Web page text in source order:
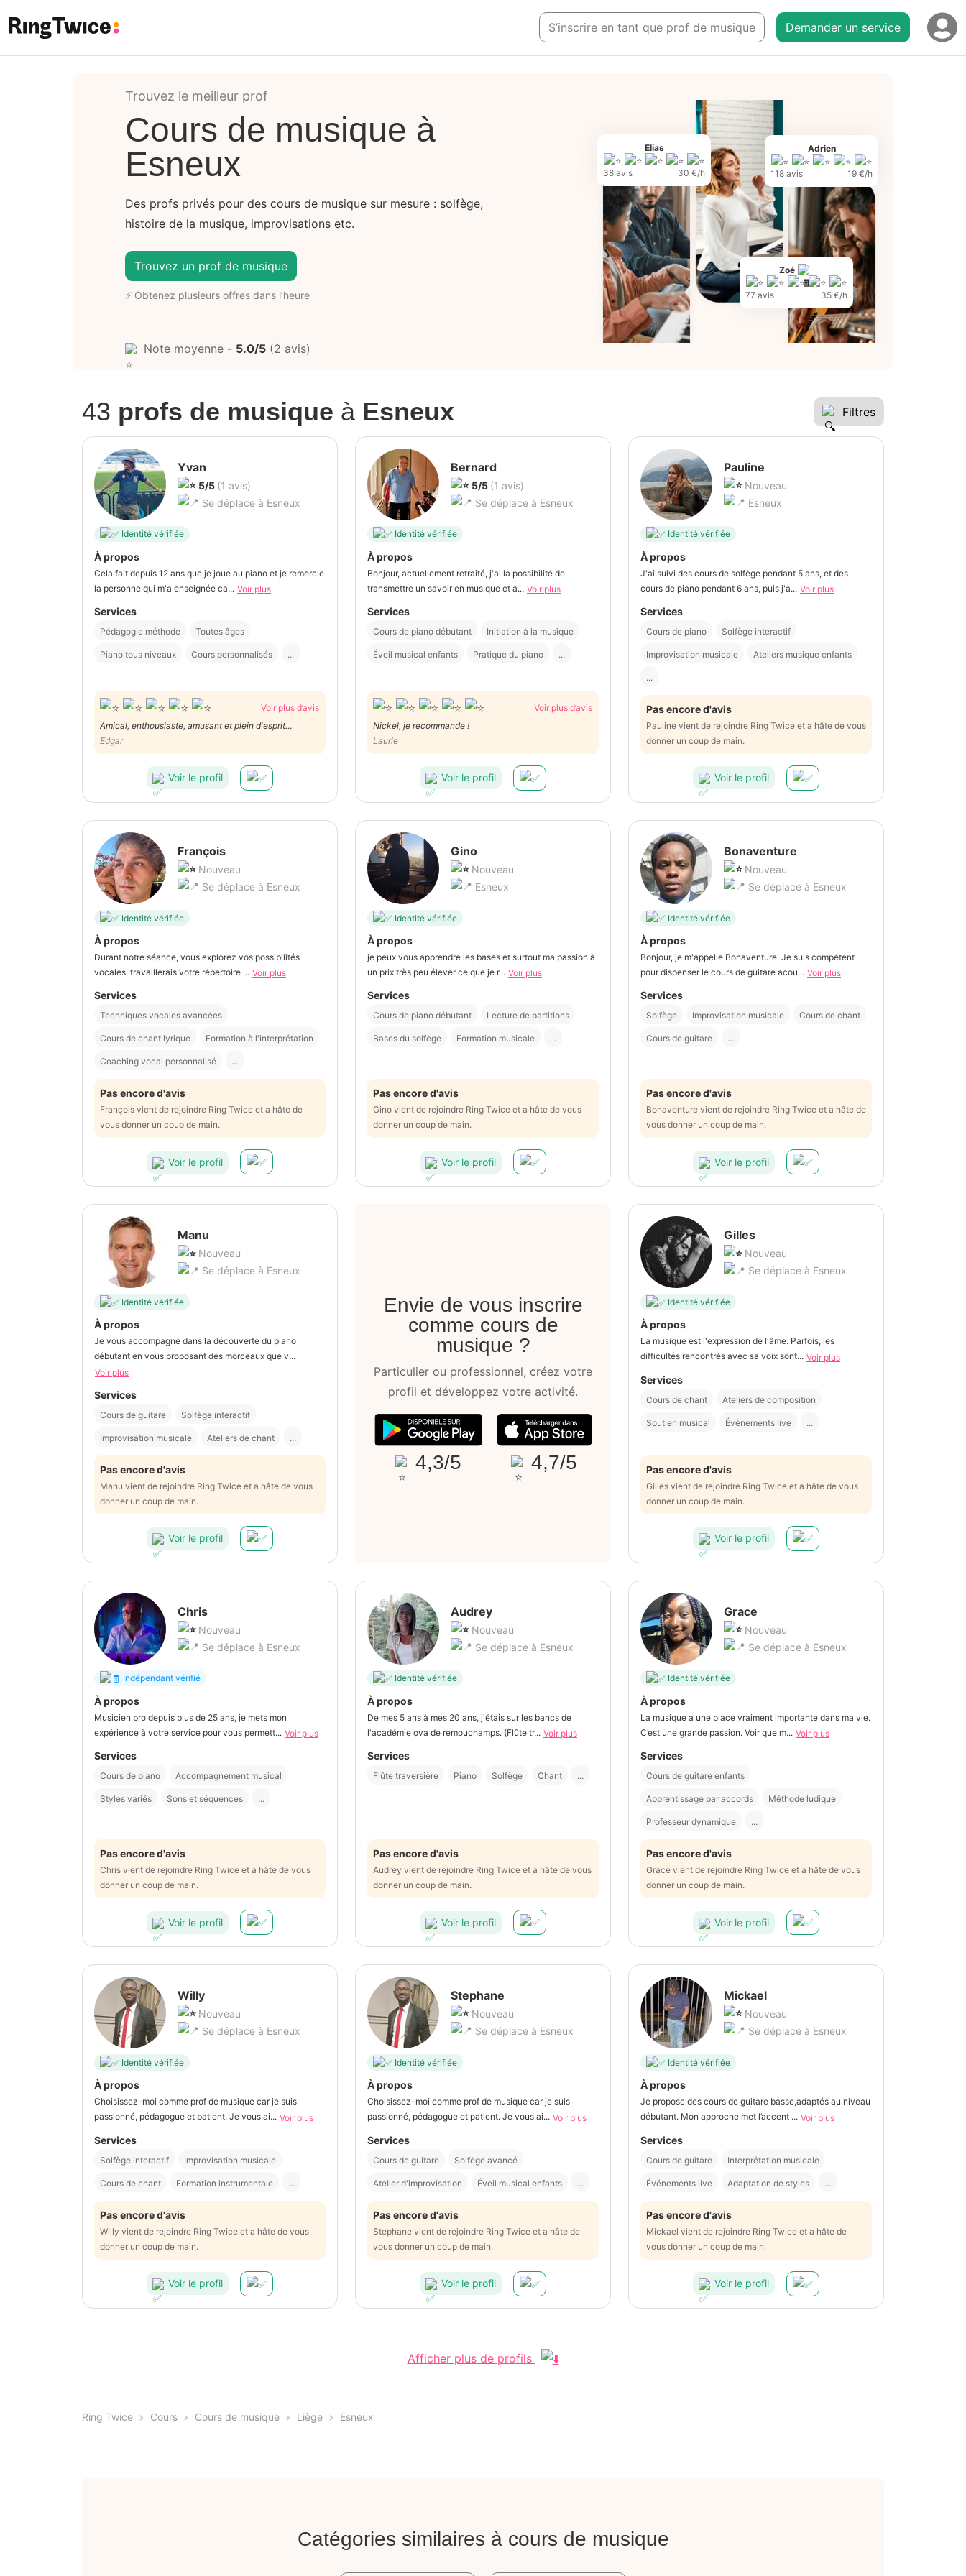
S’inscrire en tant que prof de musique Demander un service
Elias
38 avis 30 €/h
Zoé
77 avis 35 €/h
Adrien
118 avis 19 €/h
Trouvez le meilleur prof
Cours de musique à
Esneux
Des profs privés pour des cours de musique sur mesure : solfège,
histoire de la musique, improvisations etc.
Trouvez un prof de musique
⚡ Obtenez plusieurs offres dans l’heure
Note moyenne - 5.0/5 (2 avis)
43 profs de musique à Esneux Filtres
Yvan
5/5 (1 avis)
Se déplace à Esneux
Identité vérifiée
À propos
Cela fait depuis 12 ans que je joue au piano et je remercie
la personne qui m'a enseignée ca... Voir plus
Services
Pédagogie méthode Toutes âges
Piano tous niveaux Cours personnalisés ...
Voir plus d’avis
Amical, enthousiaste, amusant et plein d'esprit
musical. C'était un plaisir d'avoir Yvan.
Edgar
Voir le profil
Bernard
5/5 (1 avis)
Se déplace à Esneux
Identité vérifiée
À propos
Bonjour, actuellement retraité, j'ai la possibilité de
transmettre un savoir en musique et a... Voir plus
Services
Cours de piano débutant Initiation à la musique
Éveil musical enfants Pratique du piano ...
Voir plus d’avis
Nickel, je recommande !
Laurie
Voir le profil
Pauline
Nouveau
Esneux
Identité vérifiée
À propos
J'ai suivi des cours de solfège pendant 5 ans, et des
cours de piano pendant 6 ans, puis j'a... Voir plus
Services
Cours de piano Solfège interactif
Improvisation musicale Ateliers musique enfants
...
Pas encore d'avis
Pauline vient de rejoindre Ring Twice et a hâte de vous
donner un coup de main.
Voir le profil
François
Nouveau
Se déplace à Esneux
Identité vérifiée
À propos
Durant notre séance, vous explorez vos possibilités
vocales, travaillerais votre répertoire ... Voir plus
Services
Techniques vocales avancées
Cours de chant lyrique Formation à l'interprétation
Coaching vocal personnalisé ...
Pas encore d'avis
François vient de rejoindre Ring Twice et a hâte de
vous donner un coup de main.
Voir le profil
Gino
Nouveau
Esneux
Identité vérifiée
À propos
je peux vous apprendre les bases et surtout ma passion à
un prix très peu élever ce que je r... Voir plus
Services
Cours de piano débutant Lecture de partitions
Bases du solfège Formation musicale ...
Pas encore d'avis
Gino vient de rejoindre Ring Twice et a hâte de vous
donner un coup de main.
Voir le profil
Bonaventure
Nouveau
Se déplace à Esneux
Identité vérifiée
À propos
Bonjour, je m'appelle Bonaventure. Je suis compétent
pour dispenser le cours de guitare acou... Voir plus
Services
Solfège Improvisation musicale Cours de chant
Cours de guitare ...
Pas encore d'avis
Bonaventure vient de rejoindre Ring Twice et a hâte de
vous donner un coup de main.
Voir le profil
Manu
Nouveau
Se déplace à Esneux
Identité vérifiée
À propos
Je vous accompagne dans la découverte du piano
débutant en vous proposant des morceaux que v...
Voir plus
Services
Cours de guitare Solfège interactif
Improvisation musicale Ateliers de chant ...
Pas encore d'avis
Manu vient de rejoindre Ring Twice et a hâte de vous
donner un coup de main.
Voir le profil
Envie de vous inscrire
comme cours de
musique ?
Particulier ou professionnel, créez votre
profil et développez votre activité.
4,3/5 4,7/5
Gilles
Nouveau
Se déplace à Esneux
Identité vérifiée
À propos
La musique est l'expression de l'âme. Parfois, les
difficultés rencontrés avec sa voix sont... Voir plus
Services
Cours de chant Ateliers de composition
Soutien musical Événements live ...
Pas encore d'avis
Gilles vient de rejoindre Ring Twice et a hâte de vous
donner un coup de main.
Voir le profil
Chris
Nouveau
Se déplace à Esneux
Indépendant vérifié
À propos
Musicien pro depuis plus de 25 ans, je mets mon
expérience à votre service pour vous permett... Voir plus
Services
Cours de piano Accompagnement musical
Styles variés Sons et séquences ...
Pas encore d'avis
Chris vient de rejoindre Ring Twice et a hâte de vous
donner un coup de main.
Voir le profil
Audrey
Nouveau
Se déplace à Esneux
Identité vérifiée
À propos
De mes 5 ans à mes 20 ans, j'étais sur les bancs de
l'académie ova de remouchamps. (Flûte tr... Voir plus
Services
Flûte traversière Piano Solfège Chant ...
Pas encore d'avis
Audrey vient de rejoindre Ring Twice et a hâte de vous
donner un coup de main.
Voir le profil
Grace
Nouveau
Se déplace à Esneux
Identité vérifiée
À propos
La musique a une place vraiment importante dans ma vie.
C’est une grande passion. Voir que m... Voir plus
Services
Cours de guitare enfants
Apprentissage par accords Méthode ludique
Professeur dynamique ...
Pas encore d'avis
Grace vient de rejoindre Ring Twice et a hâte de vous
donner un coup de main.
Voir le profil
Willy
Nouveau
Se déplace à Esneux
Identité vérifiée
À propos
Choisissez-moi comme prof de musique car je suis
passionné, pédagogue et patient. Je vous ai... Voir plus
Services
Solfège interactif Improvisation musicale
Cours de chant Formation instrumentale ...
Pas encore d'avis
Willy vient de rejoindre Ring Twice et a hâte de vous
donner un coup de main.
Voir le profil
Stephane
Nouveau
Se déplace à Esneux
Identité vérifiée
À propos
Choisissez-moi comme prof de musique car je suis
passionné, pédagogue et patient. Je vous ai... Voir plus
Services
Cours de guitare Solfège avancé
Atelier d'improvisation Éveil musical enfants ...
Pas encore d'avis
Stephane vient de rejoindre Ring Twice et a hâte de
vous donner un coup de main.
Voir le profil
Mickael
Nouveau
Se déplace à Esneux
Identité vérifiée
À propos
Je propose des cours de guitare basse,adaptés au niveau
débutant. Mon approche met l’accent ... Voir plus
Services
Cours de guitare Interprétation musicale
Événements live Adaptation de styles ...
Pas encore d'avis
Mickael vient de rejoindre Ring Twice et a hâte de
vous donner un coup de main.
Voir le profil
Afficher plus de profils
Ring Twice Cours Cours de musique Liège Esneux
Catégories similaires à cours de musique